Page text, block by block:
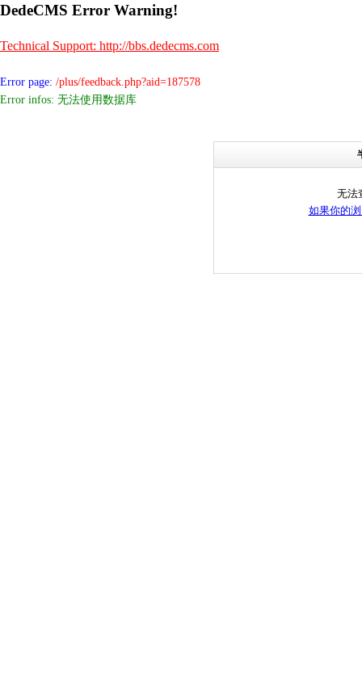
DedeCMS Error Warning!
Technical Support: http://bbs.dedecms.com
Error page: /plus/feedback.php?aid=187578
Error infos: 无法使用数据库
无法
如果你的